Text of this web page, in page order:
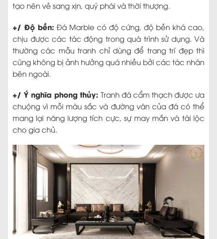
tạo nên vẻ sang xịn, quý phái và thời thượng.
+/ Độ bền: Đá Marble có độ cứng, độ bền khá cao,
chịu được các tác động trong quá trình sử dụng. Và
thường các mẫu tranh chỉ dùng để trang trí đẹp thì
cũng không bị ảnh hưởng quá nhiều bởi các tác nhân
bên ngoài.
+/ Ý nghĩa phong thủy: Tranh đá cẩm thạch được ưa
chuộng vì mỗi màu sắc và đường vân của đá có thể
mang lại năng lượng tích cực, sự may mắn và tài lộc
cho gia chủ.